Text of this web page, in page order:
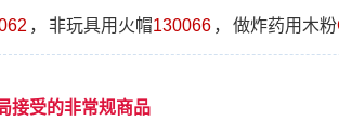
， 非玩具用火帽130066 ， 做炸药用木粉
接受的非常规商品